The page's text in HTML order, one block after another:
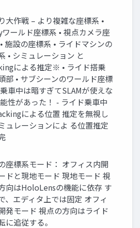
大作戦 – より複雑な座標系 •
ールド座標系 • 視点カメラ座
施設の座標系 • ライドマシンの
• シミュレーション と
による推定※ • ライド搭乗
部 • サブシーンのワールド座標
車中は暗すぎてSLAMが使えな
性があった！ - ライド乗車中
による位置 推定を無視し
ュレーションによ る位置推定
座標系モード： オフィス内開
ドと現地モード 現地モード 視
向はHoloLensの機能に依存 す
、エディタ上では固定 オフィ
発モード 視点の方向はライド
に追従する。